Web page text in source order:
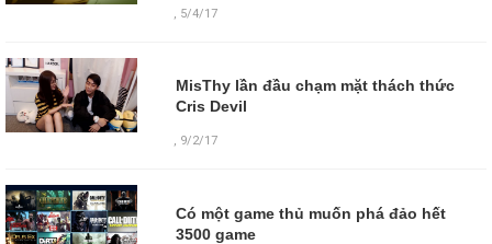
, 5/4/17
MisThy lần đầu chạm mặt thách thức
Cris Devil
, 9/2/17
Có một game thủ muốn phá đảo hết
3500 game